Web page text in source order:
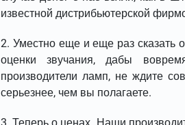
известной дистрибьютерской
2. Уместно еще и еще раз сказать
оценки звучания, дабы
производители ламп, не ждите
серьезнее, чем вы полагаете.